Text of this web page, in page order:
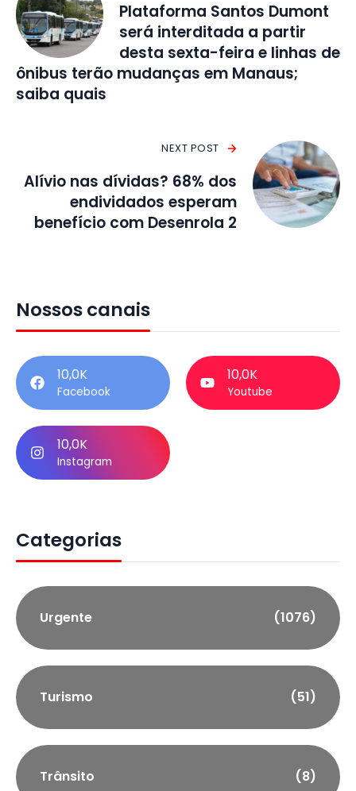
Plataforma Santos Dumont
será interditada a partir
desta sexta-feira e linhas de
ônibus terão mudanças em Manaus;
saiba quais
NEXT POST
Alívio nas dívidas? 68% dos
endividados esperam
benefício com Desenrola 2
Nossos canais
10,0K
Facebook
10,0K
Youtube
10,0K
Instagram
Categorias
Urgente (1076)
Turismo (51)
Trânsito (8)